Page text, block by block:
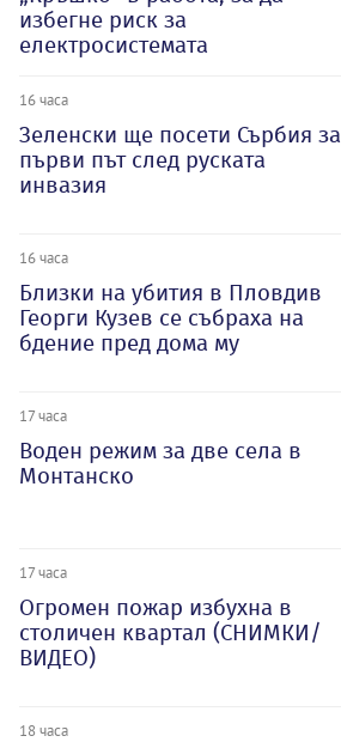
избегне риск за
електросистемата
16 часа
Зеленски ще посети Сърбия за
първи път след руската
инвазия
16 часа
Близки на убития в Пловдив
Георги Кузев се събраха на
бдение пред дома му
17 часа
Воден режим за две села в
Монтанско
17 часа
Огромен пожар избухна в
столичен квартал (СНИМКИ/
ВИДЕО)
18 часа